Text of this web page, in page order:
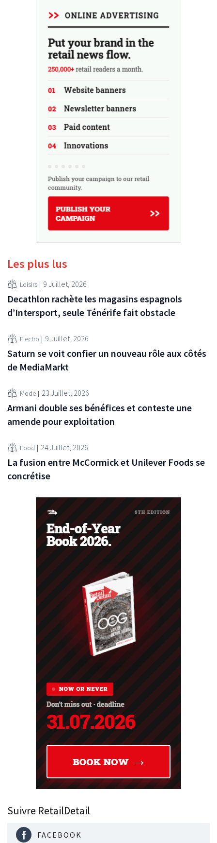
Les plus lus
Loisirs 9 Juillet, 2026
Decathlon rachète les magasins espagnols
d’Intersport, seule Ténérife fait obstacle
Electro 9 Juillet, 2026
Saturn se voit confier un nouveau rôle aux côtés
de MediaMarkt
Mode 23 Juillet, 2026
Armani double ses bénéfices et conteste une
amende pour exploitation
Food 24 Juillet, 2026
La fusion entre McCormick et Unilever Foods se
concrétise
Suivre RetailDetail
FACEBOOK